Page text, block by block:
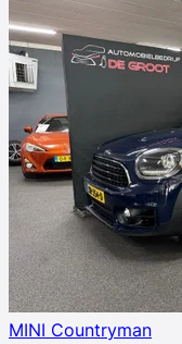
MINI Countryman